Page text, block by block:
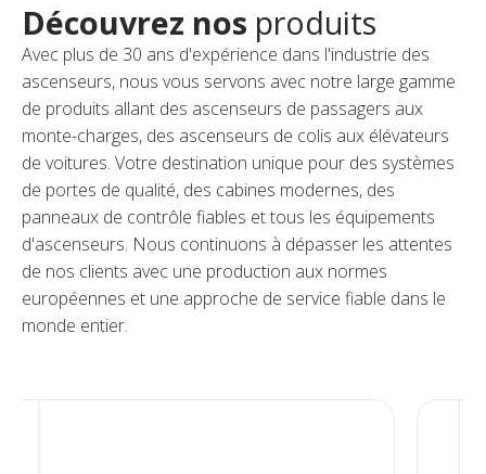
Découvrez nos produits
Avec plus de 30 ans d'expérience dans l'industrie des
ascenseurs, nous vous servons avec notre large gamme
de produits allant des ascenseurs de passagers aux
monte-charges, des ascenseurs de colis aux élévateurs
de voitures. Votre destination unique pour des systèmes
de portes de qualité, des cabines modernes, des
panneaux de contrôle fiables et tous les équipements
d'ascenseurs. Nous continuons à dépasser les attentes
de nos clients avec une production aux normes
européennes et une approche de service fiable dans le
monde entier.